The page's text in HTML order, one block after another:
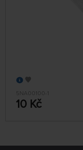
5NA00100-1
10 Kč